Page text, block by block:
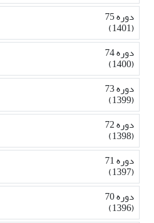
دوره 75
(1401)
دوره 74
(1400)
دوره 73
(1399)
دوره 72
(1398)
دوره 71
(1397)
دوره 70
(1396)